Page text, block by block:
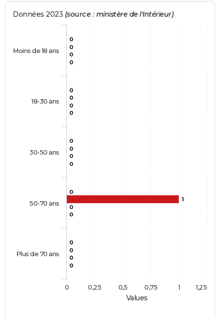
Values
Données 2023 (source : ministère de l'Intérieur)
0
0
0
0
0
0
0
0
1
0
0
0
0
0
0
0
0
0
0
0
Moins de 18 ans
18-30 ans
30-50 ans
50-70 ans
Plus de 70 ans
0 1
0,25 0,5 0,75 1,25